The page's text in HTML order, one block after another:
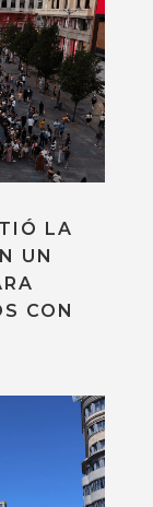
LA
UN
CON